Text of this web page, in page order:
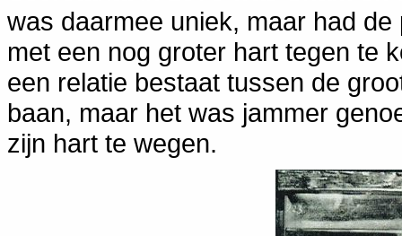
was daarmee uniek, maar had
met een nog groter hart tegen te
een relatie bestaat tussen de
baan, maar het was jammer
zijn hart te wegen.